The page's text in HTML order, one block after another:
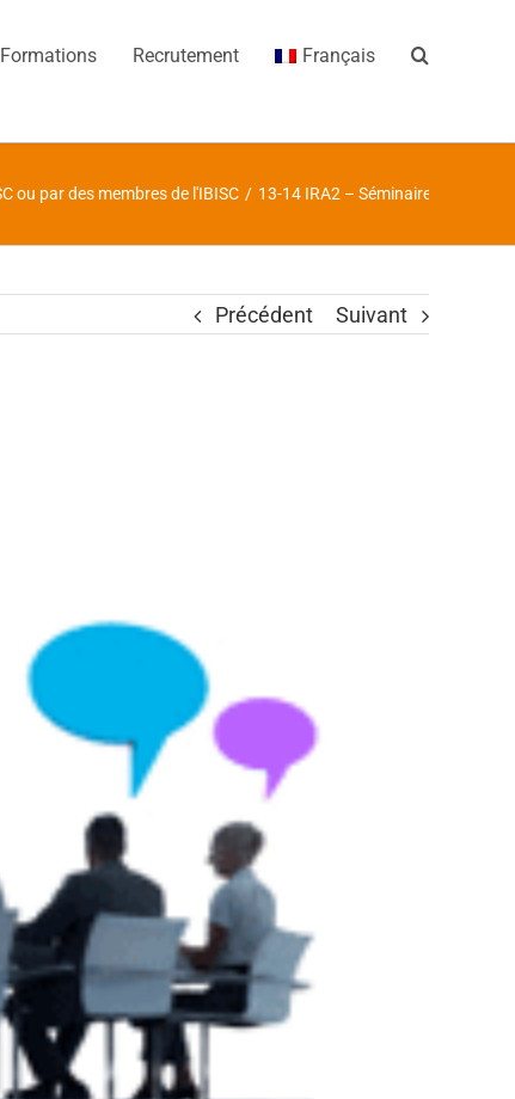
Formations Recrutement Français
ou par des membres de l'IBISC / 13-14 IRA2 – Séminaire de Farida
Précédent Suivant